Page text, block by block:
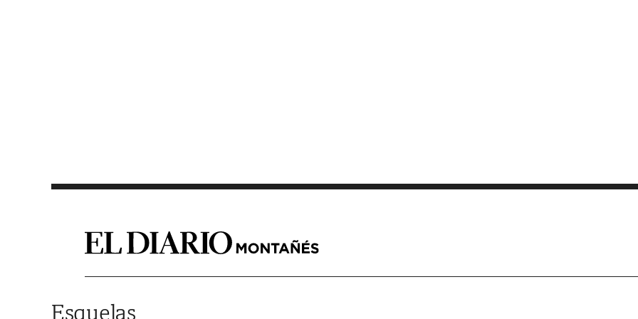
Esquelas